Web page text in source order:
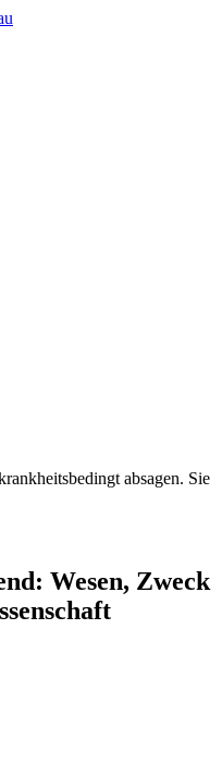
absagen. Sie
Wesen, Zweck